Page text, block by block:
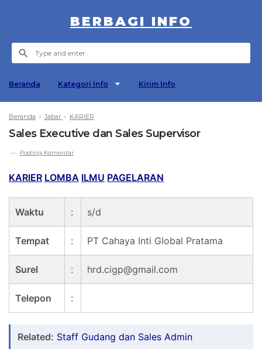
BERBAGI INFO
Beranda Kategori Info Kirim Info
Beranda ›Jabar › KARIER
Sales Executive dan Sales Supervisor
Posting Komentar
KARIER LOMBA ILMU PAGELARAN
Waktu : s/d
Tempat : PT Cahaya Inti Global Pratama
Surel : hrd.cigp@gmail.com
Telepon :
Related: Staff Gudang dan Sales Admin